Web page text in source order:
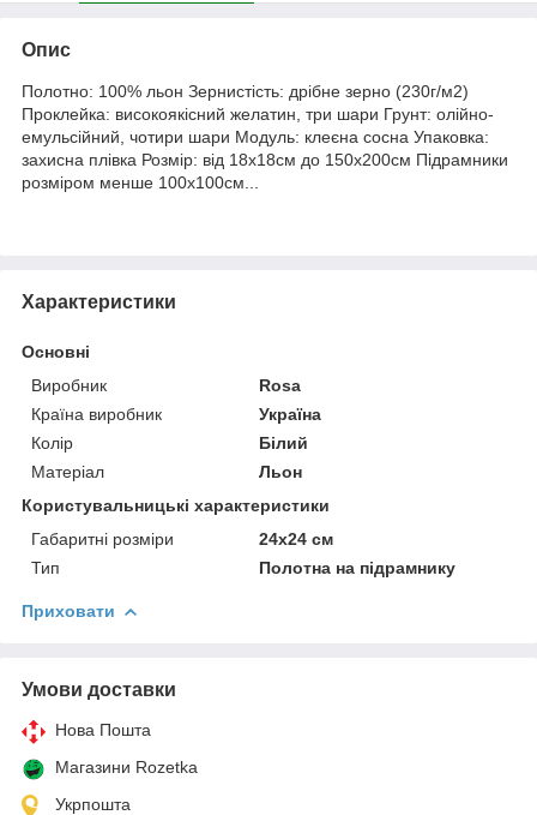
Опис
Полотно: 100% льон Зернистість: дрібне зерно (230г/м2)
Проклейка: високоякісний желатин, три шари Грунт: олійно-
емульсійний, чотири шари Модуль: клеєна сосна Упаковка:
захисна плівка Розмір: від 18х18см до 150х200см Підрамники
розміром менше 100х100см...
Характеристики
Основні
Виробник
Rosa
Країна виробник
Україна
Колір
Білий
Матеріал
Льон
Користувальницькі характеристики
Габаритні розміри
24x24 см
Тип
Полотна на підрамнику
Приховати
Умови доставки
Нова Пошта
Магазини Rozetka
Укрпошта